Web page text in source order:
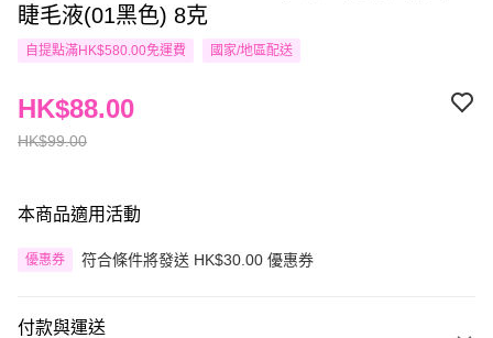
睫毛液(01黑色) 8克
自提點滿HK$580.00免運費 國家/地區配送
HK$99.00
HK$88.00
本商品適用活動
優惠券 符合條件將發送 HK$30.00 優惠券
付款與運送